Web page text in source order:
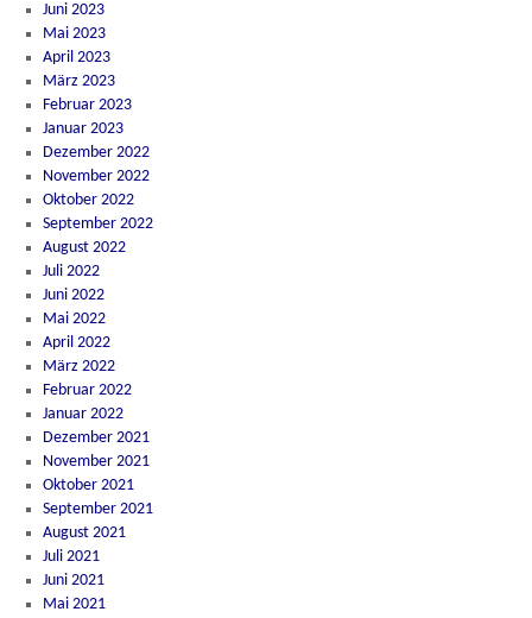
Juni 2023
Mai 2023
April 2023
März 2023
Februar 2023
Januar 2023
Dezember 2022
November 2022
Oktober 2022
September 2022
August 2022
Juli 2022
Juni 2022
Mai 2022
April 2022
März 2022
Februar 2022
Januar 2022
Dezember 2021
November 2021
Oktober 2021
September 2021
August 2021
Juli 2021
Juni 2021
Mai 2021